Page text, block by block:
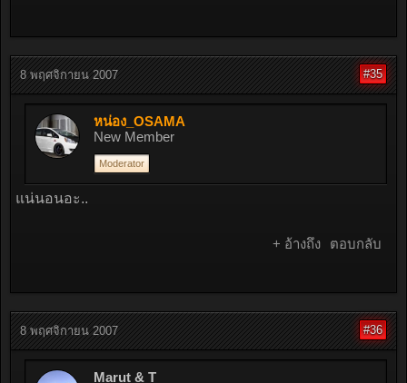
8 พฤศจิกายน 2007 #35
หน่อง_OSAMA
New Member
Moderator
แน่นอนอะ..
+ อ้างถึง ตอบกลับ
8 พฤศจิกายน 2007 #36
Marut & T